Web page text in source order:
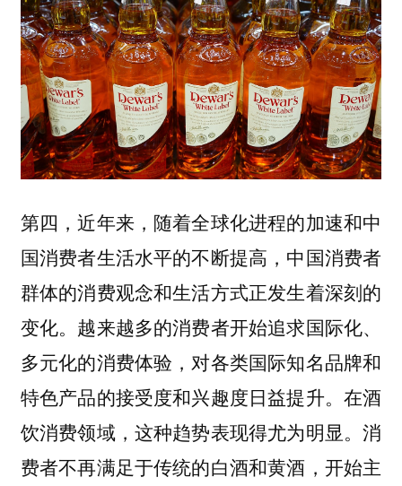
第四，近年来，随着全球化进程的加速和中
国消费者生活水平的不断提高，中国消费者
群体的消费观念和生活方式正发生着深刻的
变化。越来越多的消费者开始追求国际化、
多元化的消费体验，对各类国际知名品牌和
特色产品的接受度和兴趣度日益提升。在酒
饮消费领域，这种趋势表现得尤为明显。消
费者不再满足于传统的白酒和黄酒，开始主